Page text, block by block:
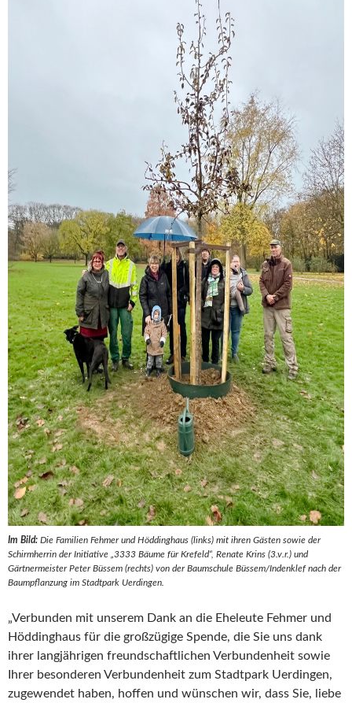
Im Bild: Die Familien Fehmer und Höddinghaus (links) mit ihren Gästen sowie der
Schirmherrin der Initiative „3333 Bäume für Krefeld“, Renate Krins (3.v.r.) und
Gärtnermeister Peter Büssem (rechts) von der Baumschule Büssem/Indenklef nach der
Baumpflanzung im Stadtpark Uerdingen.
„Verbunden mit unserem Dank an die Eheleute Fehmer und
Höddinghaus für die großzügige Spende, die Sie uns dank
ihrer langjährigen freundschaftlichen Verbundenheit sowie
Ihrer besonderen Verbundenheit zum Stadtpark Uerdingen,
zugewendet haben, hoffen und wünschen wir, dass Sie, liebe